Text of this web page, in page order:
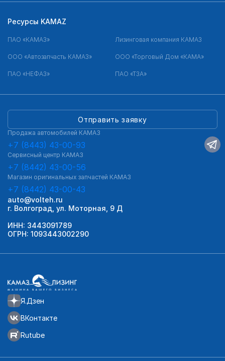
Я.Дзен
ВКонтакте
Rutube
Отправить заявку
Продажа автомобилей КАМАЗ
+7 (8443) 43-00-93
Сервисный центр КАМАЗ
+7 (8442) 43-00-56
Магазин оригинальных запчастей КАМАЗ
+7 (8442) 43-00-43
auto@volteh.ru
г. Волгоград, ул. Моторная, 9 Д
ИНН: 3443091789
ОГРН: 1093443002290
Ресурсы KAMAZ
ПАО «КАМАЗ» Лизинговая компания КАМАЗ
ООО «Автозапчасть КАМАЗ» ООО «Торговый Дом «КАМА»
ПАО «НЕФАЗ» ПАО «ТЗА»